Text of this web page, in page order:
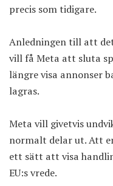
precis som tidigare.
Anledningen till att
vill få Meta att sluta
längre visa annonser
lagras.
Meta vill givetvis
normalt delar ut. Att
ett sätt att visa
EU:s vrede.